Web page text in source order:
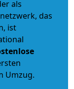
als
das
ist
Umzug.